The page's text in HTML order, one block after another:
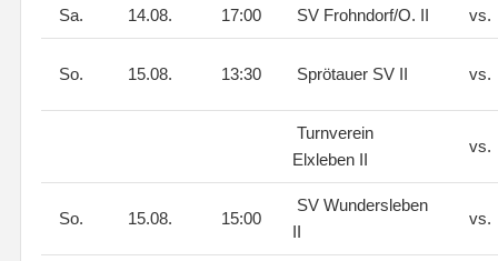
Sa. 14.08. 17:00 SV Frohndorf/O. II vs.
So. 15.08. 13:30 Sprötauer SV II vs.
Turnverein
Elxleben II
vs.
So. 15.08. 15:00
SV Wundersleben
II
vs.